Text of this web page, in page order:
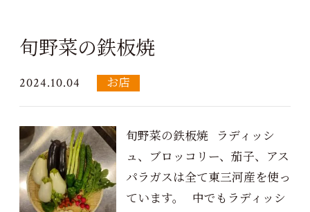
旬野菜の鉄板焼
2024.10.04 お店
旬野菜の鉄板焼 ラディッシ
ュ、ブロッコリー、茄子、アス
パラガスは全て東三河産を使っ
ています。 中でもラディッシ